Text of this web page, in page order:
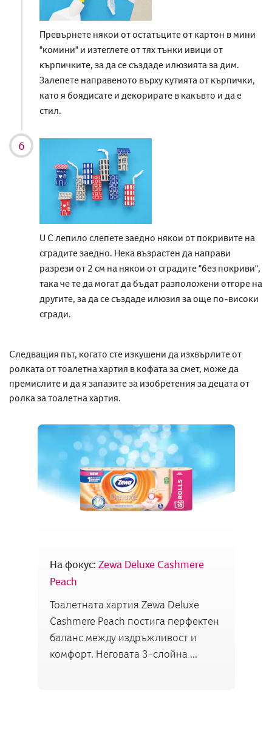
На фокус: Zewa Deluxe Cashmere
Peach
Тоалетната хартия Zewa Deluxe
Cashmere Peach постига перфектен
баланс между издръжливост и
комфорт. Неговата 3-слойна ...
Превърнете някои от остатъците от картон в мини
"комини" и изтеглете от тях тънки ивици от
кърпичките, за да се създаде илюзията за дим.
Залепете направеното върху кутията от кърпички,
като я боядисате и декорирате в какъвто и да е
стил.
U С лепило слепете заедно някои от покривите на
сградите заедно. Нека възрастен да направи
разрези от 2 см на някои от сградите "без покриви",
така че те да могат да бъдат разположени отгоре на
другите, за да се създаде илюзия за още по-високи
сгради.
Следващия път, когато сте изкушени да изхвърлите от
ролката от тоалетна хартия в кофата за смет, може да
премислите и да я запазите за изобретения за децата от
ролка за тоалетна хартия.